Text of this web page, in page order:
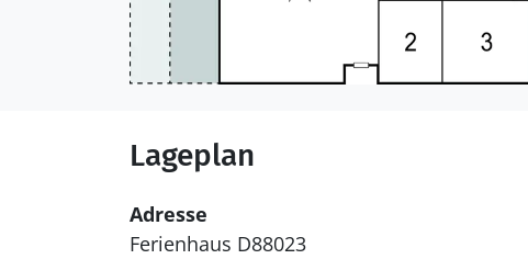
Lageplan
Adresse
Ferienhaus D88023